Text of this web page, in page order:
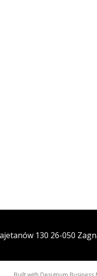
130 26-050